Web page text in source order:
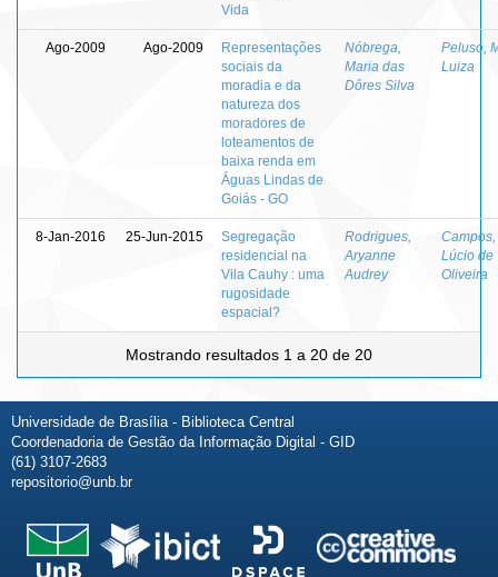
Vida
Ago-2009 Ago-2009
Representações
sociais da
moradia e da
natureza dos
moradores de
loteamentos de
baixa renda em
Águas Lindas de
Goiás - GO
Nóbrega,
Maria das
Dôres Silva
Peluso,
Luiza
8-Jan-2016 25-Jun-2015
Segregação
residencial na
Vila Cauhy : uma
rugosidade
espacial?
Rodrigues,
Aryanne
Audrey
Lúcio de
Oliveira
Mostrando resultados 1 a 20 de 20
Universidade de Brasília - Biblioteca Central
Coordenadoria de Gestão da Informação Digital - GID
(61) 3107-2683
repositorio@unb.br